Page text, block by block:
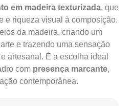
em madeira texturizada, que
e riqueza visual à composição.
da madeira, criando um
e trazendo uma sensação
artesanal. É a escolha ideal
com presença marcante,
contemporânea.